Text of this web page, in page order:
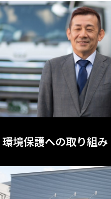
環境保護への取り組み